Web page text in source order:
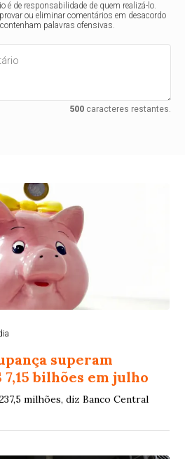
é de responsabilidade de quem realizá-lo.
ou eliminar comentários em desacordo
palavras ofensivas.
500caracteres restantes.
superam
bilhões em julho
milhões, diz Banco Central